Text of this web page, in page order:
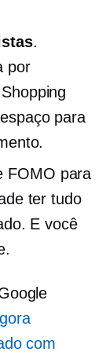
.
por
para
FOMO para
ter tudo
E você
com